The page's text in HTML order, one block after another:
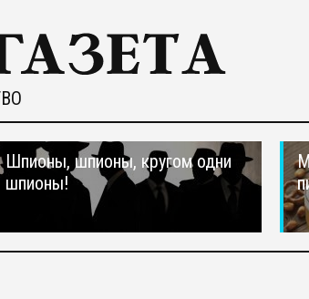
Шпионы, шпионы, кругом одни
шпионы!